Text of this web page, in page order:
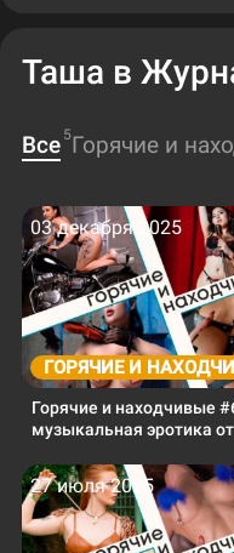
Таша в
Все 5Горячие и
03 декабря 2025
ГОРЯЧИЕ И
Горячие и находчивые
музыкальная эротика
светошоу Алисы!
27 июля 2025